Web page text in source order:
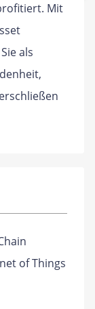
Mit
als
of Things